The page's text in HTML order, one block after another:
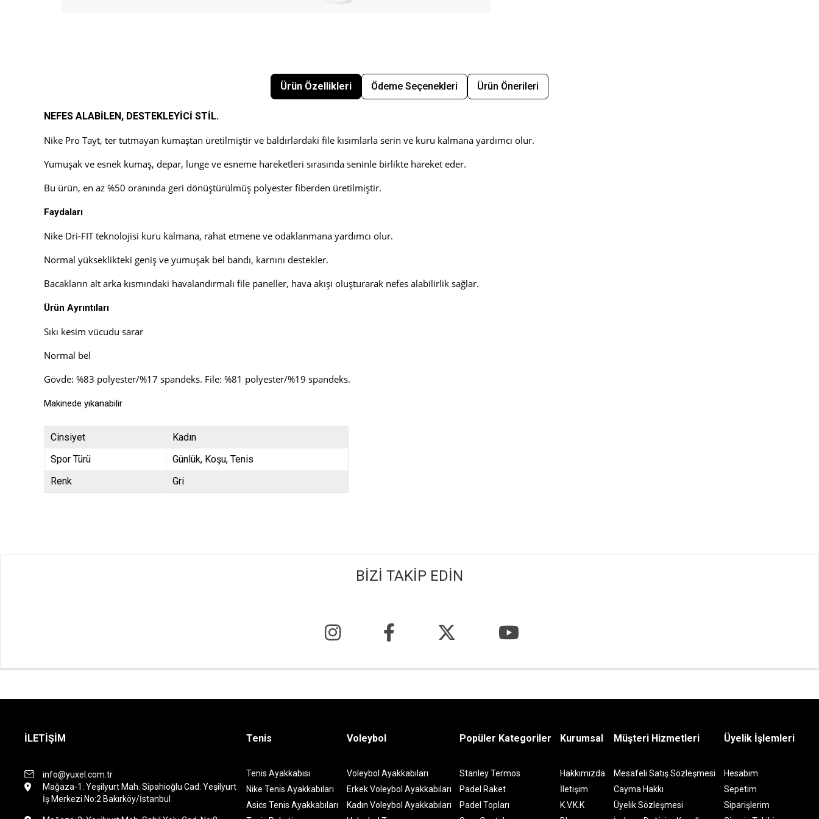
Ürün Özellikleri Ödeme Seçenekleri Ürün Önerileri
NEFES ALABİLEN, DESTEKLEYİCİ STİL.
Nike Pro Tayt, ter tutmayan kumaştan üretilmiştir ve baldırlardaki file kısımlarla serin ve kuru kalmana yardımcı olur.
Yumuşak ve esnek kumaş, depar, lunge ve esneme hareketleri sırasında seninle birlikte hareket eder.
Bu ürün, en az %50 oranında geri dönüştürülmüş polyester fiberden üretilmiştir.
Faydaları
Nike Dri-FIT teknolojisi kuru kalmana, rahat etmene ve odaklanmana yardımcı olur.
Normal yükseklikteki geniş ve yumuşak bel bandı, karnını destekler.
Bacakların alt arka kısmındaki havalandırmalı file paneller, hava akışı oluşturarak nefes alabilirlik sağlar.
Ürün Ayrıntıları
Sıkı kesim vücudu sarar
Normal bel
Gövde: %83 polyester/%17 spandeks. File: %81 polyester/%19 spandeks.
Makinede yıkanabilir
Cinsiyet
Kadın
Spor Türü
Günlük Koşu Tenis
Renk
Gri
BİZİ TAKİP EDİN
İLETİŞİM
info@yuxel.com.tr
Mağaza-1: Yeşilyurt Mah. Sipahioğlu Cad. Yeşilyurt
İş Merkezi No:2 Bakırköy/İstanbul
Tenis
Tenis Ayakkabısı
Nike Tenis Ayakkabıları
Asics Tenis Ayakkabıları
Voleybol
Voleybol Ayakkabıları
Erkek Voleybol Ayakkabıları
Kadın Voleybol Ayakkabıları
Popüler Kategoriler
Stanley Termos
Padel Raket
Padel Topları
Kurumsal
Hakkımızda
İletişim
K.V.K.K
Müşteri Hizmetleri
Mesafeli Satış Sözleşmesi
Cayma Hakkı
Üyelik Sözleşmesi
Üyelik İşlemleri
Hesabım
Sepetim
Siparişlerim